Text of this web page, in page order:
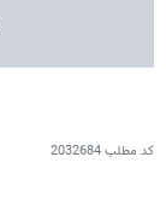
کد مطلب2032684